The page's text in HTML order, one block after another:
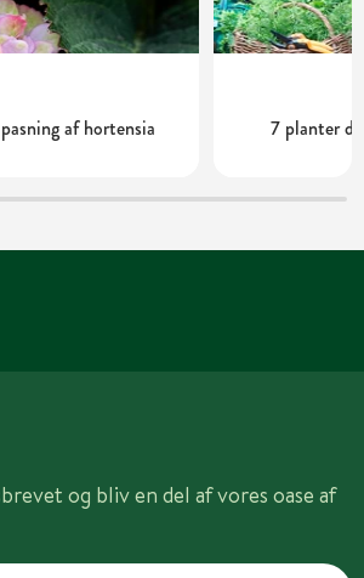
af hortensia 7 planter
og bliv en del af vores oase af